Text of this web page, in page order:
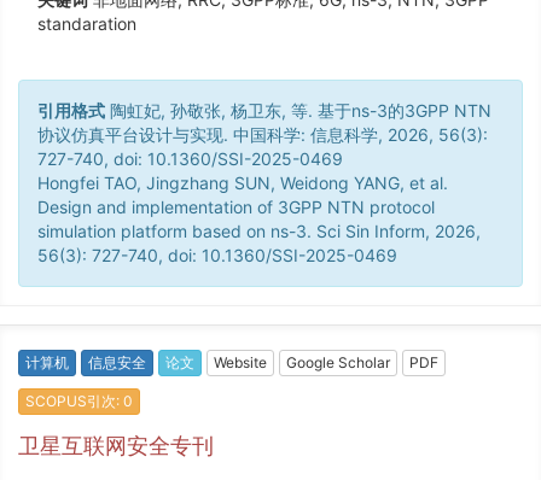
standaration
引用格式 陶虹妃, 孙敬张, 杨卫东, 等. 基于ns-3的3GPP NTN
协议仿真平台设计与实现. 中国科学: 信息科学, 2026, 56(3):
727-740, doi: 10.1360/SSI-2025-0469
Hongfei TAO, Jingzhang SUN, Weidong YANG, et al.
Design and implementation of 3GPP NTN protocol
simulation platform based on ns-3. Sci Sin Inform, 2026,
56(3): 727-740, doi: 10.1360/SSI-2025-0469
计算机 信息安全 论文 Website Google Scholar PDF
SCOPUS引次: 0
卫星互联网安全专刊